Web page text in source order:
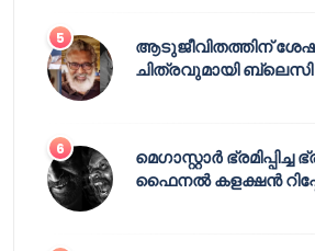
ആടുജീവിതത്തിന്
ചിത്രവുമായി ബ്ലെസി
മെഗാസ്റ്റാർ
ഫൈനൽ കളക്ഷൻ